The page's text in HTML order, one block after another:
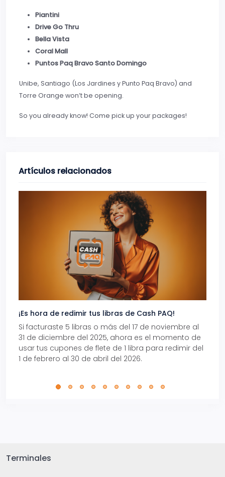
Piantini
Drive Go Thru
Bella Vista
Coral Mall
Puntos Paq Bravo Santo Domingo
Unibe, Santiago (Los Jardines y Punto Paq Bravo) and
Torre Orange won’t be opening.
So you already know! Come pick up your packages!
Artículos relacionados
¡Es hora de redimir tus libras de Cash PAQ!
Si facturaste 5 libras o más del 17 de noviembre al
31 de diciembre del 2025, ahora es el momento de
usar tus cupones de flete de 1 libra para redimir del
1 de febrero al 30 de abril del 2026.
Terminales